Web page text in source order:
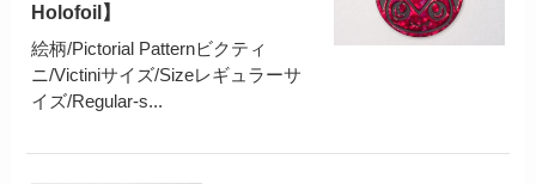
Holofoil】
絵柄/Pictorial Patternビクティ
ニ/Victiniサイズ/Sizeレギュラーサ
イズ/Regular-s...